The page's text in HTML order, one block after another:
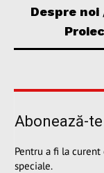
Despre noi
Abonează-
Pentru a fi la
speciale.